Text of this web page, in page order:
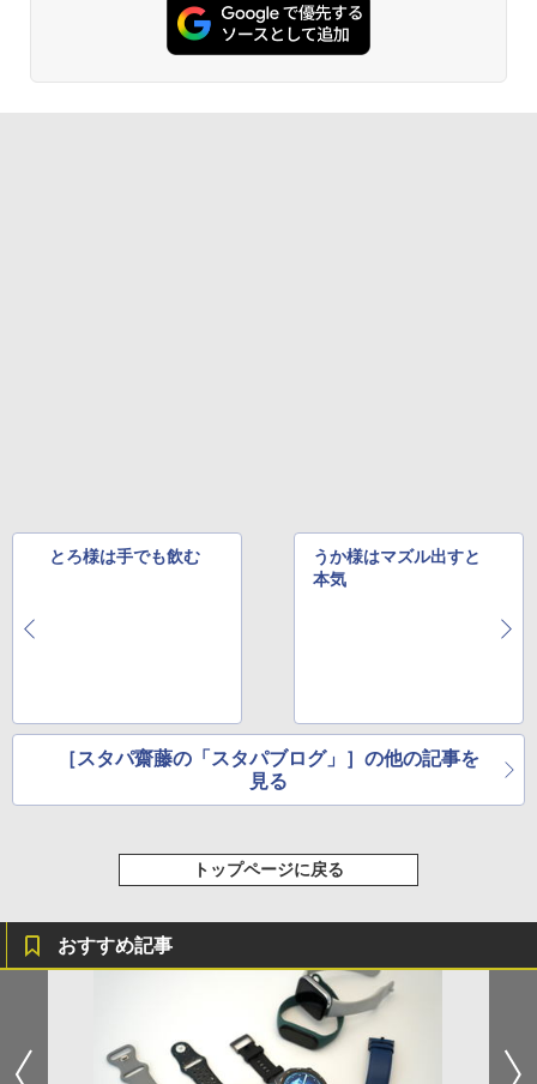
とろ様は手でも飲む
うか様はマズル出すと
本気
［スタパ齋藤の「スタパブログ」］の他の記事を
見る
トップページに戻る
おすすめ記事